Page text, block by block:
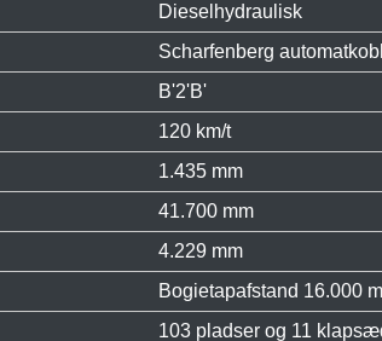
Dieselhydraulisk
Scharfenberg
B'2'B'
120 km/t
1.435 mm
41.700 mm
4.229 mm
Bogietapafstand 16.000
103 pladser og 11